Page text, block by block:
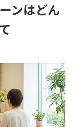
ンはどん